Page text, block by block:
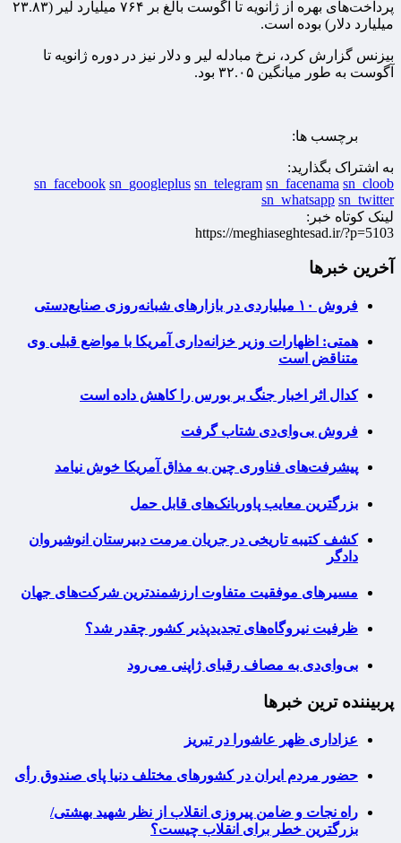
پرداخت‌های بهره از ژانویه تا آگوست بالغ بر ۷۶۴ میلیارد لیر (۲۳.۸۳
میلیارد دلار) بوده است.
بیزنس گزارش کرد، نرخ مبادله لیر و دلار نیز در دوره ژانویه تا
آگوست به‌ طور میانگین ۳۲.۰۵ بود.
برچسب ها:
به اشتراک بگذارید:
sn_facebook sn_googleplus sn_telegram sn_facenama sn_cloob
sn_whatsapp sn_twitter
لینک کوتاه خبر:
https://meghiaseghtesad.ir/?p=5103
آخرین خبرها
فروش ۱۰ میلیاردی در بازارهای شبانه‌روزی صنایع‌دستی
همتی: اظهارات وزیر خزانه‌داری آمریکا با مواضع قبلی وی
متناقض است
کدال اثر اخبار جنگ بر بورس را کاهش داده است
فروش بی‌وای‌دی شتاب گرفت
پیشرفت‌های فناوری چین به مذاق آمریکا خوش نیامد
بزرگترین معایب پاوربانک‌های قابل حمل
کشف کتیبه تاریخی در جریان مرمت دبیرستان انوشیروان
دادگر
مسیرهای موفقیت متفاوت ارزشمندترین شرکت‌های جهان
ظرفیت نیروگاه‌های تجدیدپذیر کشور چقدر شد؟
بی‌وای‌دی به مصاف رقبای ژاپنی می‌رود
پربیننده ترین خبرها
عزاداری ظهر عاشورا در تبریز
حضور مردم ایران در کشورهای مختلف دنیا پای صندوق رأی
راه نجات و ضامن پیروزی انقلاب از نظر شهید بهشتی/
بزرگترین خطر برای انقلاب چیست؟